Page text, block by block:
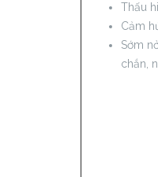
Thấu
Cảm
Sớm
chắn,